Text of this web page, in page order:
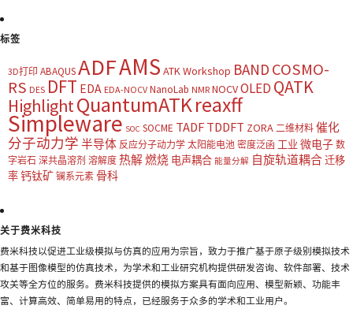
标签
3D打印 ABAQUSADFAMS ATK Workshop BAND COSMO-
RS DES DFT EDA EDA-NOCV NanoLab NMR NOCVOLED QATK
HighlightQuantumATKreaxff
Simpleware SOC SOCME TADF TDDFT ZORA 二维材料 催化
分子动力学 半导体 反应分子动力学 太阳能电池 密度泛函 工业 微电子 数
字岩石 深共晶溶剂 溶解度 热解燃烧 电声耦合 能量分解 自旋轨道耦合迁移
率钙钛矿 镧系元素 骨科
关于费米科技
费米科技以促进工业级模拟与仿真的应用为宗旨，致力于推广基于原子级别模拟技术
和基于图像模型的仿真技术，为学术和工业研究机构提供研发咨询、软件部署、技术
攻关等全方位的服务。费米科技提供的模拟方案具有面向应用、模型新颖、功能丰
富、计算高效、简单易用的特点，已经服务于众多的学术和工业用户。